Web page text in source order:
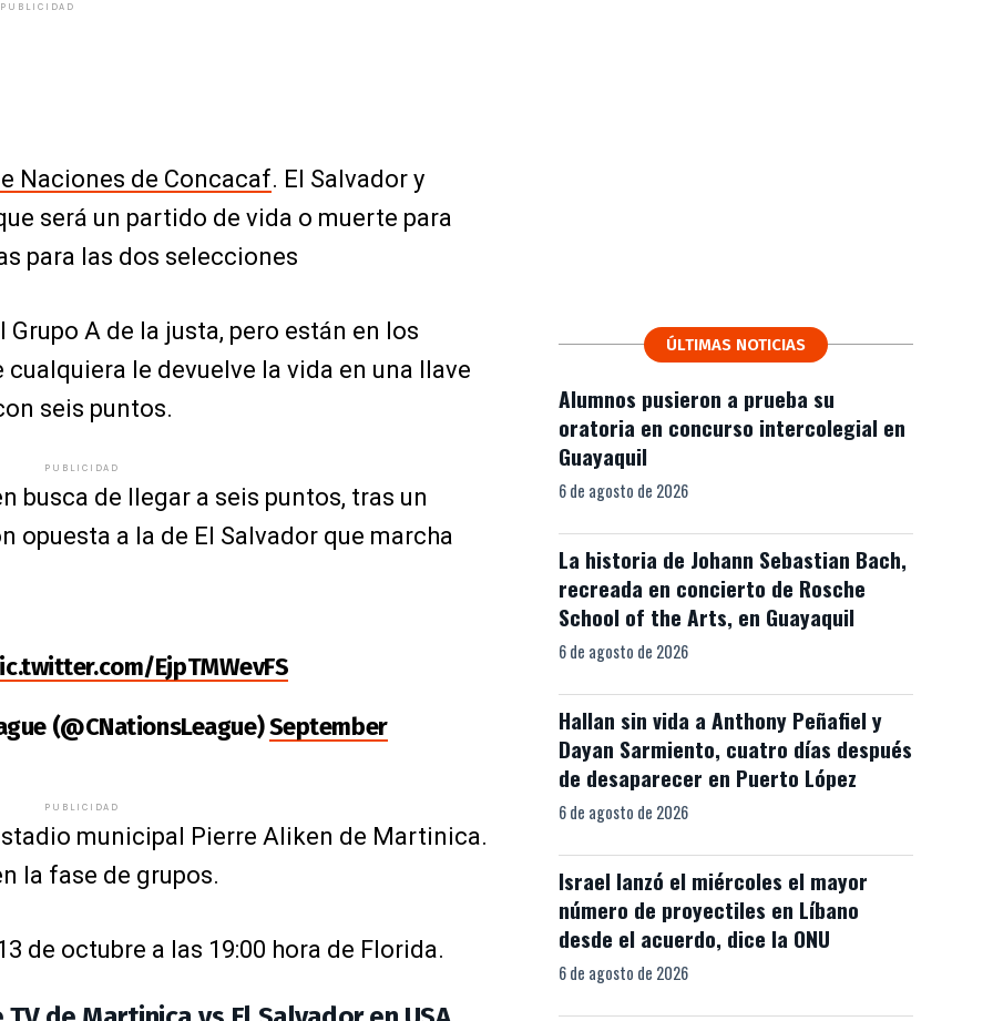
PUBLICIDAD
Naciones de Concacaf. El Salvador y
será un partido de vida o muerte para
para las dos selecciones
Grupo A de la justa, pero están en los
le devuelve la vida en una llave
seis puntos.
PUBLICIDAD
busca de llegar a seis puntos, tras un
opuesta a la de El Salvador que marcha
EjpTMWevFS
(@CNationsLeague)September
PUBLICIDAD
municipal Pierre Aliken de Martinica.
la fase de grupos.
de octubre a las 19:00 hora de Florida.
ÚLTIMAS NOTICIAS
Alumnos pusieron a prueba su
oratoria en concurso intercolegial en
Guayaquil
6 de agosto de 2026
La historia de Johann Sebastian Bach,
recreada en concierto de Rosche
School of the Arts, en Guayaquil
6 de agosto de 2026
Hallan sin vida a Anthony Peñafiel y
Dayan Sarmiento, cuatro días después
de desaparecer en Puerto López
6 de agosto de 2026
Israel lanzó el miércoles el mayor
número de proyectiles en Líbano
desde el acuerdo, dice la ONU
6 de agosto de 2026